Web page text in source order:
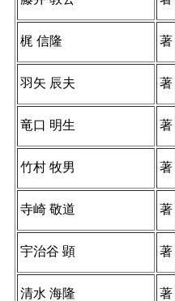
梶 信隆 著
羽矢 辰夫 著
竜口 明生 著
竹村 牧男 著
寺崎 敬道 著
宇治谷 顕 著
清水 海隆 著